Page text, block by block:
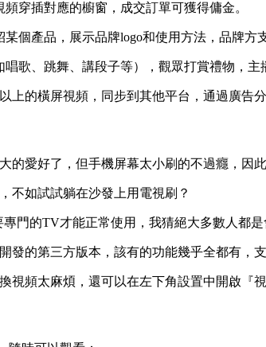
穿插對應的櫥窗，成交訂單可獲得傭金。
個產品，展示品牌logo和使用方法，品牌方
歌、跳舞、講段子等），觀眾打賞禮物，主
上的橫屏視頻，同步到其他平台，通過廣告
的愛好了，但手機屏幕太小刷的不過癮，因
不如試試躺在沙發上用電視刷？
門的TV才能正常使用，我猜絕大多數人都是
發的第三方版本，該有的功能幾乎全都有，
視頻太麻煩，還可以在左下角設置中開啟『